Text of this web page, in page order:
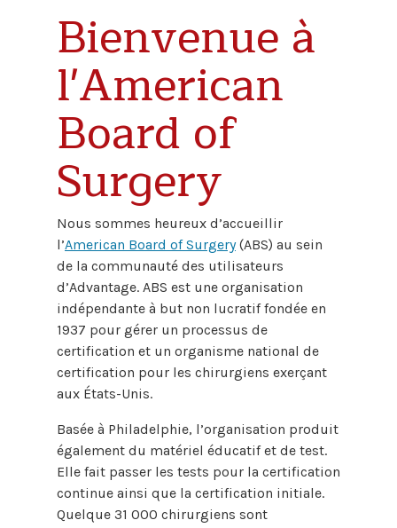
Bienvenue à
l'American
Board of
Surgery
Nous sommes heureux d’accueillir
l’American Board of Surgery(ABS) au sein
de la communauté des utilisateurs
d’Advantage. ABS est une organisation
indépendante à but non lucratif fondée en
1937 pour gérer un processus de
certification et un organisme national de
certification pour les chirurgiens exerçant
aux États-Unis.
Basée à Philadelphie, l’organisation produit
également du matériel éducatif et de test.
Elle fait passer les tests pour la certification
continue ainsi que la certification initiale.
Quelque 31 000 chirurgiens sont